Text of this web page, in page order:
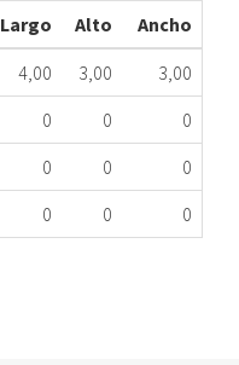
Largo Alto
Ancho
4,00 3,00
3,00
0 0
0
0 0
0
0 0 0